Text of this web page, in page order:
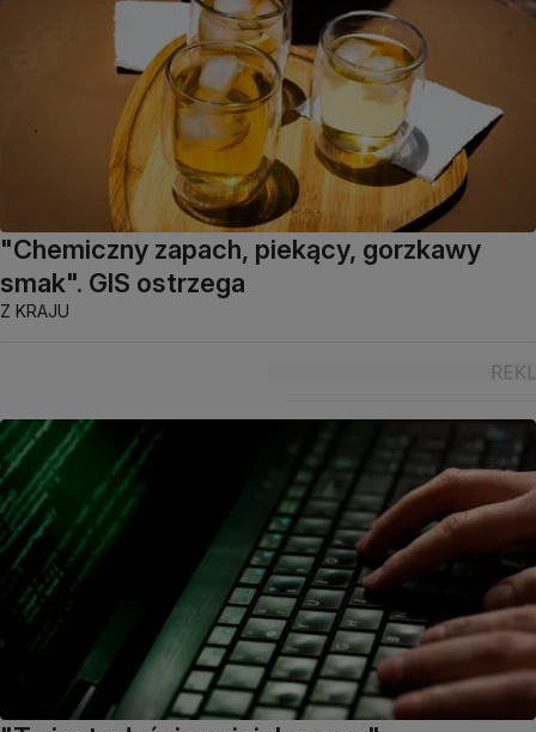
"Chemiczny zapach, piekący, gorzkawy
smak". GIS ostrzega
Z KRAJU